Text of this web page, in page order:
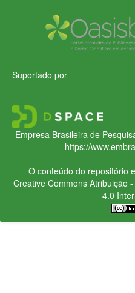
Suportado por
Empresa Brasileira de
https://
O conteúdo do repositório
Creative CommonsAtribuição -
4.0